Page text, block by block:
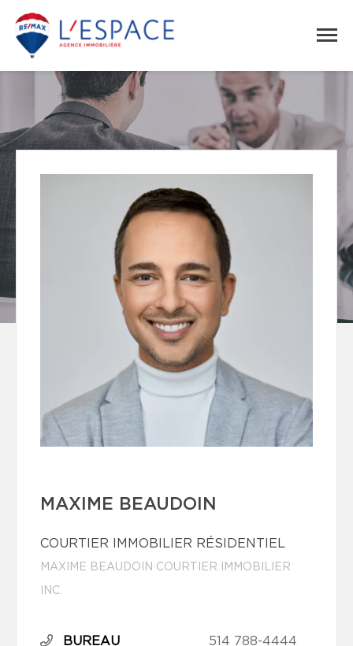
MAXIME BEAUDOIN
COURTIER IMMOBILIER RÉSIDENTIEL
MAXIME BEAUDOIN COURTIER IMMOBILIER
INC.
BUREAU 514 788-4444